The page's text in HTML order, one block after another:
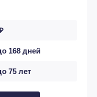
168 дней
75 лет